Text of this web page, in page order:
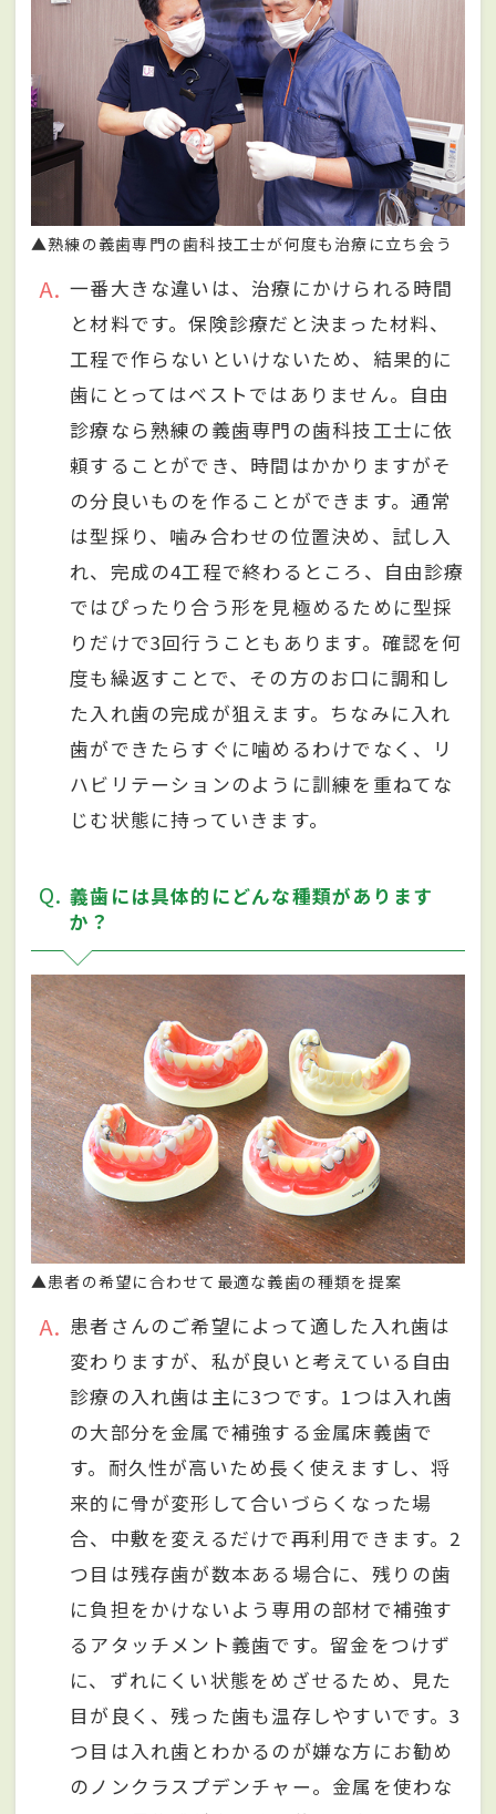
▲熟練の義歯専門の歯科技工士が何度も治療に立ち会う
A
一番大きな違いは、治療にかけられる時間
と材料です。保険診療だと決まった材料、
工程で作らないといけないため、結果的に
歯にとってはベストではありません。自由
診療なら熟練の義歯専門の歯科技工士に依
頼することができ、時間はかかりますがそ
の分良いものを作ることができます。通常
は型採り、噛み合わせの位置決め、試し入
れ、完成の4工程で終わるところ、自由診療
ではぴったり合う形を見極めるために型採
りだけで3回行うこともあります。確認を何
度も繰返すことで、その方のお口に調和し
た入れ歯の完成が狙えます。ちなみに入れ
歯ができたらすぐに噛めるわけでなく、リ
ハビリテーションのように訓練を重ねてな
じむ状態に持っていきます。
Q
義歯には具体的にどんな種類があります
か？
▲患者の希望に合わせて最適な義歯の種類を提案
A
患者さんのご希望によって適した入れ歯は
変わりますが、私が良いと考えている自由
診療の入れ歯は主に3つです。1つは入れ歯
の大部分を金属で補強する金属床義歯で
す。耐久性が高いため長く使えますし、将
来的に骨が変形して合いづらくなった場
合、中敷を変えるだけで再利用できます。2
つ目は残存歯が数本ある場合に、残りの歯
に負担をかけないよう専用の部材で補強す
るアタッチメント義歯です。留金をつけず
に、ずれにくい状態をめざせるため、見た
目が良く、残った歯も温存しやすいです。3
つ目は入れ歯とわかるのが嫌な方にお勧め
のノンクラスプデンチャー。金属を使わな